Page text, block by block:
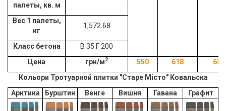
палеты, кв. м
Вес 1 палеты,
кг
1,572.68
Класс бетона
В 35 F 200
Цена
грн/м2 550 618
685
Кольори Тротуарной плитки "Старе Місто" Ковальска
Арктика
Бурштин Венге Вишня Гавана Графит